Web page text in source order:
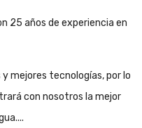
25 años de experiencia en
mejores tecnologías, por lo
con nosotros la mejor